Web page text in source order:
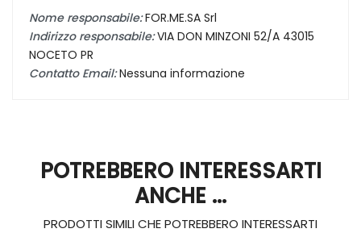
Nome responsabile:FOR.ME.SA Srl
Indirizzo responsabile:VIA DON MINZONI 52/A 43015
NOCETO PR
Contatto Email:Nessuna informazione
POTREBBERO INTERESSARTI
ANCHE ...
PRODOTTI SIMILI CHE POTREBBERO INTERESSARTI